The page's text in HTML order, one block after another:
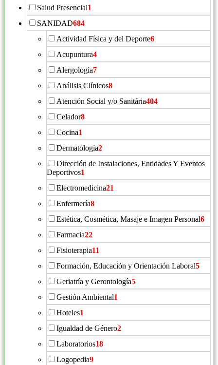
Salud Presencial1
SANIDAD684
Actividad Física y del Deporte6
Acupuntura4
Alergología7
Análisis Clínicos8
Atención Social y/o Sanitária404
Celador8
Cocina1
Dermatología2
Dirección de Instalaciones, Entidades Y Eventos
Deportivos1
Electromedicina21
Enfermería8
Estética, Cosmética, Masaje e Imagen Personal6
Farmacia22
Fisioterapia11
Formación, Educación y Orientación Laboral5
Geriatría y Gerontología5
Gestión Ambiental1
Hoteles1
Igualdad de Género2
Laboratorios18
Logopedia9